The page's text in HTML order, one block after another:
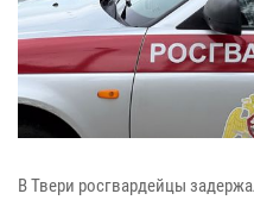
В Твери росгвардейцы